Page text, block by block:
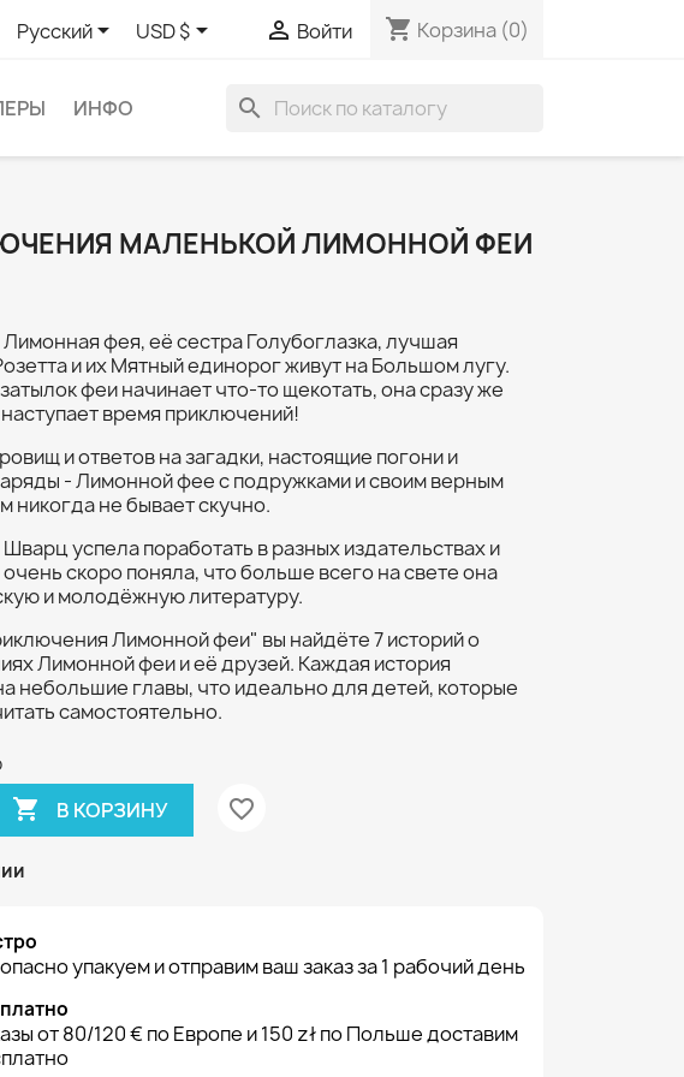
Русский USD $  Войти shopping_cart Корзина (0)
ИНФО search
МАЛЕНЬКОЙ ЛИМОННОЙ ФЕИ
фея, её сестра Голубоглазка, лучшая
и их Мятный единорог живут на Большом лугу.
феи начинает что-то щекотать, она сразу же
время приключений!
и ответов на загадки, настоящие погони и
- Лимонной фее с подружками и своим верным
никогда не бывает скучно.
успела поработать в разных издательствах и
очень скоро поняла, что больше всего на свете она
и молодёжную литературу.
Лимонной феи" вы найдёте 7 историй о
Лимонной феи и её друзей. Каждая история
небольшие главы, что идеально для детей, которые
самостоятельно.
 В КОРЗИНУ favorite_border
упакуем и отправим ваш заказ за 1 рабочий день
от 80/120 € по Европе и 150 zł по Польше доставим